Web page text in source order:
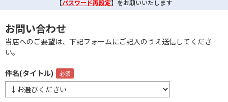
【パスワード再設定】 をお願いいたします
お問い合わせ
当店へのご要望は、下記フォームにご記入のうえ送信してくださ
い。
件名(タイトル)